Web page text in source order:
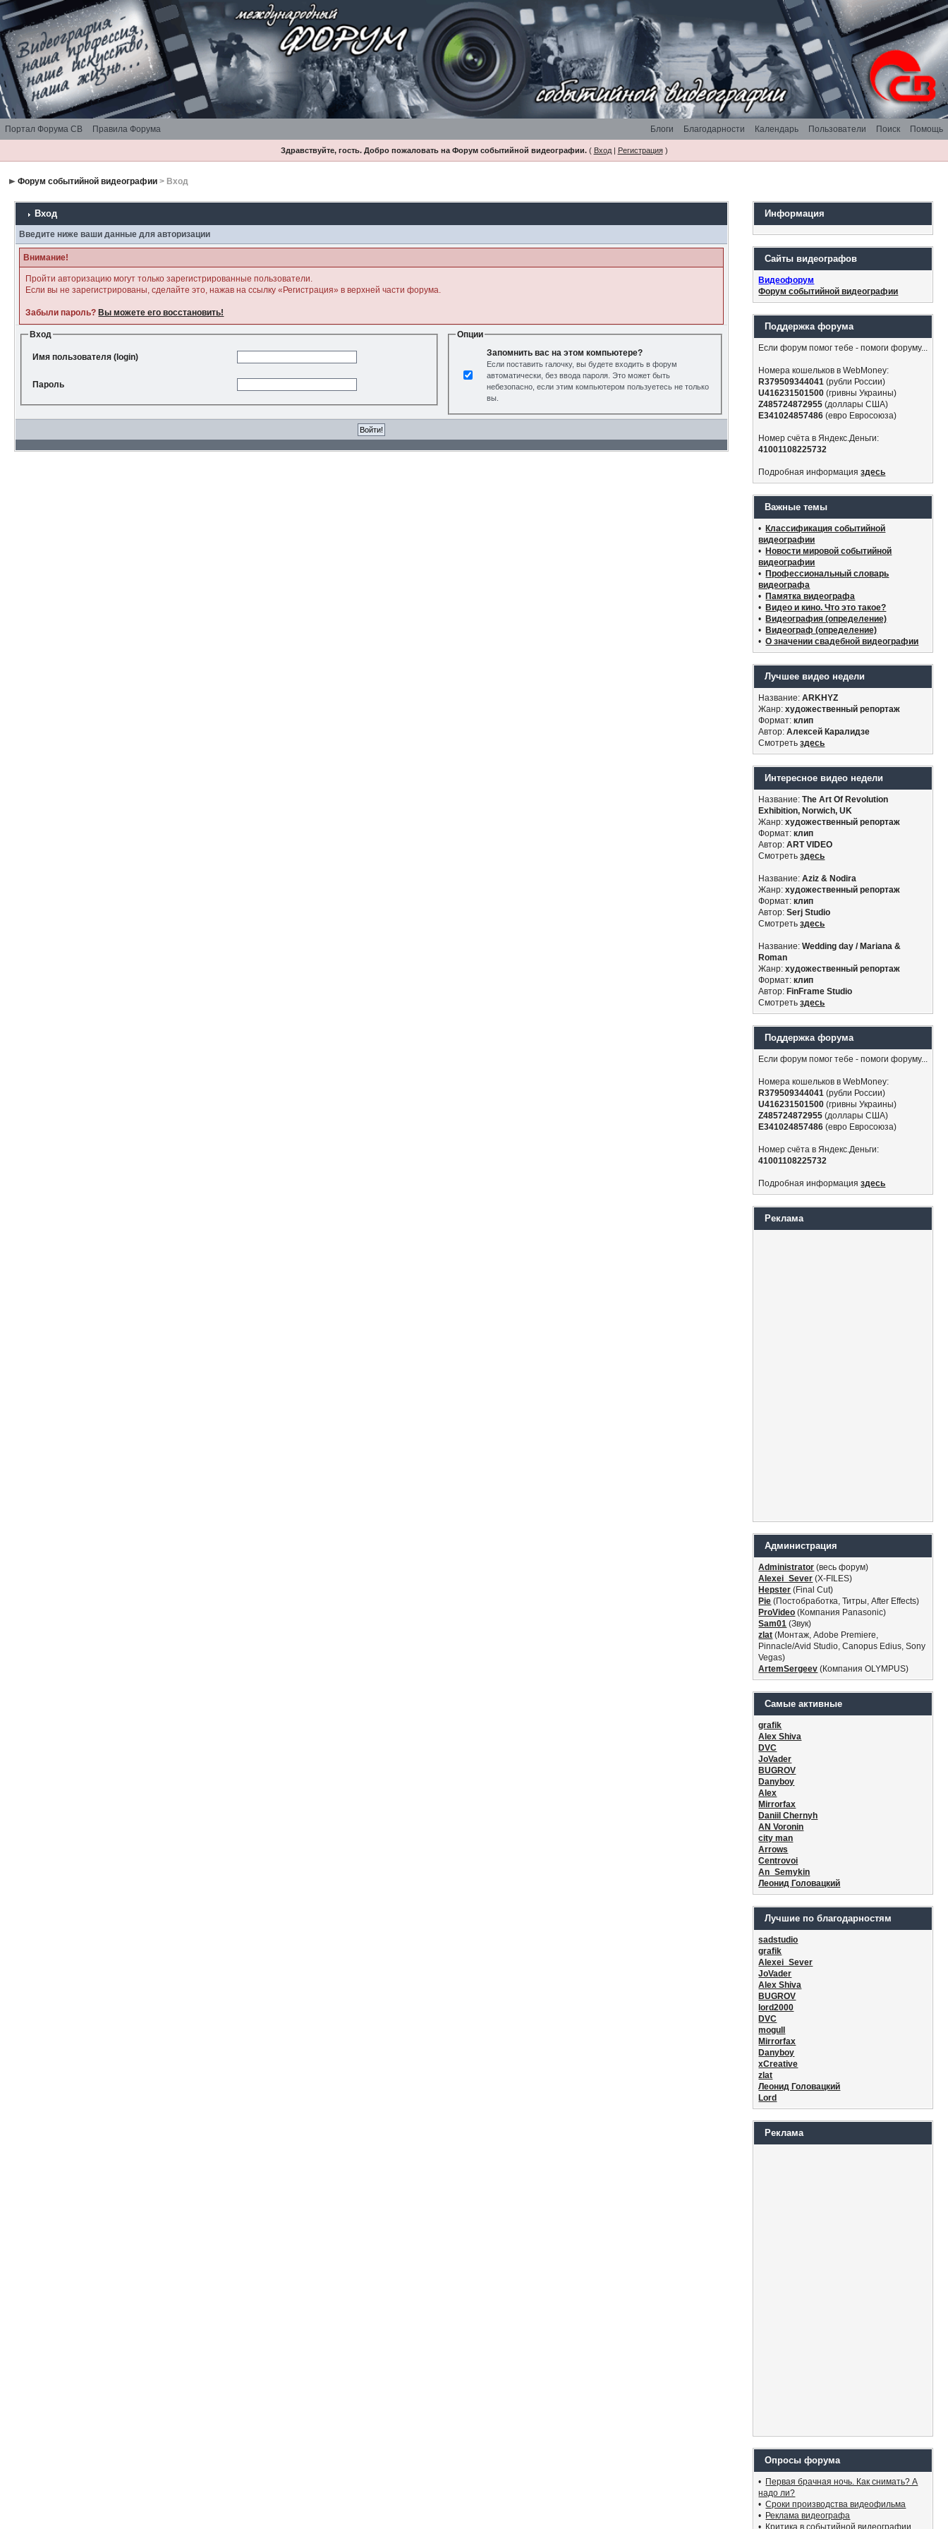
Портал Форума СВ Правила Форума Помощь
Поиск
Пользователи
Календарь
Благодарности
Блоги
Здравствуйте, гость. Добро пожаловать на Форум событийной видеографии.( Вход| Регистрация)
Форум событийной видеографии > Вход
Вход
Введите ниже ваши данные для авторизации
Внимание!
Пройти авторизацию могут только зарегистрированные пользователи.
Если вы не зарегистрированы, сделайте это, нажав на ссылку «Регистрация» в верхней части форума.
Забыли пароль? Вы можете его восстановить!
Вход
Имя пользователя (login)
Пароль
Опции
Запомнить вас на этом компьютере?
Если поставить галочку, вы будете входить в форум
автоматически, без ввода пароля. Это может быть
небезопасно, если этим компьютером пользуетесь не только
вы.
Информация
Сайты видеографов
Видеофорум
Форум событийной видеографии
Поддержка форума
Если форум помог тебе - помоги форуму...
Номера кошельков в WebMoney:
R379509344041 (рубли России)
U416231501500 (гривны Украины)
Z485724872955 (доллары США)
E341024857486 (евро Евросоюза)
Номер счёта в Яндекс.Деньги:
41001108225732
Подробная информацияздесь
Важные темы
• Классификация событийной
видеографии
• Новости мировой событийной
видеографии
• Профессиональный словарь
видеографа
• Памятка видеографа
• Видео и кино. Что это такое?
• Видеография (определение)
• Видеограф (определение)
•О значении свадебной видеографии
Лучшее видео недели
Название:ARKHYZ
Жанр:художественный репортаж
Формат:клип
Автор:Алексей Каралидзе
Смотретьздесь
Интересное видео недели
Название:The Art Of Revolution
Exhibition, Norwich, UK
Жанр:художественный репортаж
Формат:клип
Автор:ART VIDEO
Смотретьздесь
Название:Aziz & Nodira
Жанр:художественный репортаж
Формат:клип
Автор:Serj Studio
Смотретьздесь
Название:Wedding day / Mariana &
Roman
Жанр:художественный репортаж
Формат:клип
Автор: FinFrame Studio
Смотретьздесь
Поддержка форума
Если форум помог тебе - помоги форуму...
Номера кошельков в WebMoney:
R379509344041 (рубли России)
U416231501500 (гривны Украины)
Z485724872955 (доллары США)
E341024857486 (евро Евросоюза)
Номер счёта в Яндекс.Деньги:
41001108225732
Подробная информацияздесь
Реклама
Администрация
Administrator (весь форум)
Alexei_Sever (Х-FILES)
Hepster (Final Cut)
Pie (Постобработка, Титры, After Effects)
ProVideo (Компания Panasonic)
Sam01 (Звук)
zlat (Монтаж, Adobe Premiere,
Pinnacle/Avid Studio, Canopus Edius, Sony
Vegas)
ArtemSergeev (Компания OLYMPUS)
Самые активные
grafik
Alex Shiva
DVC
JoVader
BUGROV
Danyboy
Alex
Mirrorfax
Daniil Chernyh
AN Voronin
city man
Arrows
Centrovoi
An_Semykin
Леонид Головацкий
Лучшие по благодарностям
sadstudio
grafik
Alexei_Sever
JoVader
Alex Shiva
BUGROV
lord2000
DVC
mogull
Mirrorfax
Danyboy
xCreative
zlat
Леонид Головацкий
Lord
Реклама
Опросы форума
• Первая брачная ночь. Как снимать? А
надо ли?
•Сроки производства видеофильма
• Реклама видеографа
• Критика в событийной видеографии